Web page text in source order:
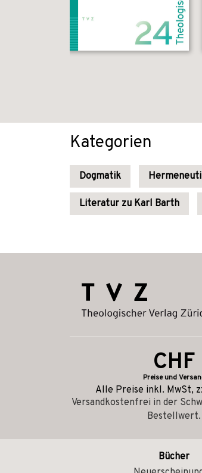
Kategorien
Dogmatik
Literatur zu Karl Barth
CHF
Preise und
Alle Preise inkl. MwSt,
Versandkostenfrei in der
Bestellwert.
Bücher